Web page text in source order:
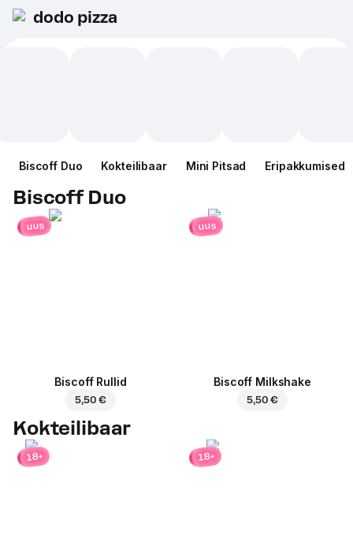
dodo pizza
Biscoff Duo Kokteilibaar Mini Pitsad Eripakkumised
Biscoff Duo
uus
Biscoff Rullid
5,50 €
uus
Biscoff Milkshake
5,50 €
Kokteilibaar
18+ 18+